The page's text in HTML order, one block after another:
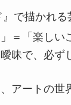
』で描かれ
＝「楽しい
昧で、必ず
アートの世